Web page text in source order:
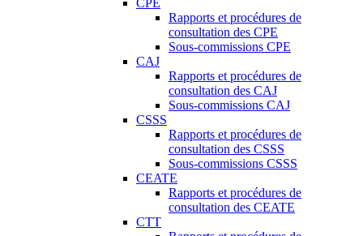
CPE
Rapports et procédures de
consultation des CPE
Sous-commissions CPE
CAJ
Rapports et procédures de
consultation des CAJ
Sous-commissions CAJ
CSSS
Rapports et procédures de
consultation des CSSS
Sous-commissions CSSS
CEATE
Rapports et procédures de
consultation des CEATE
CTT